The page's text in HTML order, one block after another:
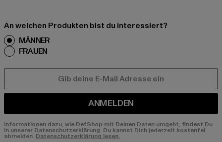
An welchen Produkten bist du interessiert?
MÄNNER
FRAUEN
ANMELDEN
Informationen dazu, wie DefShop mit Deinen Daten umgeht, findest Du
in unserer Datenschutzerklärung. Du kannst Dich jederzeit kostenfei
abmelden. Datenschutzerklärung lesen.